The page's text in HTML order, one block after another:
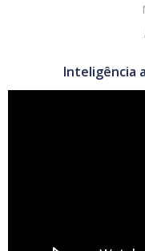
Inteligência